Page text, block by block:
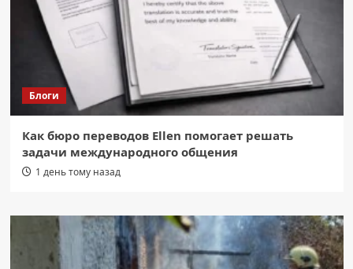
Блоги
Как бюро переводов Ellen помогает решать
задачи международного общения
1 день тому назад